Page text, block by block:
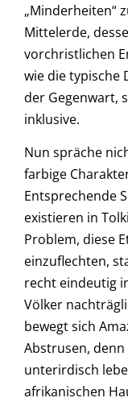
„Minderheiten“
Mittelerde,
vorchristlichen
wie die typische
der Gegenwart,
inklusive.
Nun spräche
farbige
Entsprechende
existieren in
Problem, diese
einzuflechten,
recht eindeutig
Völker
bewegt sich
Abstrusen, denn
unterirdisch
afrikanischen